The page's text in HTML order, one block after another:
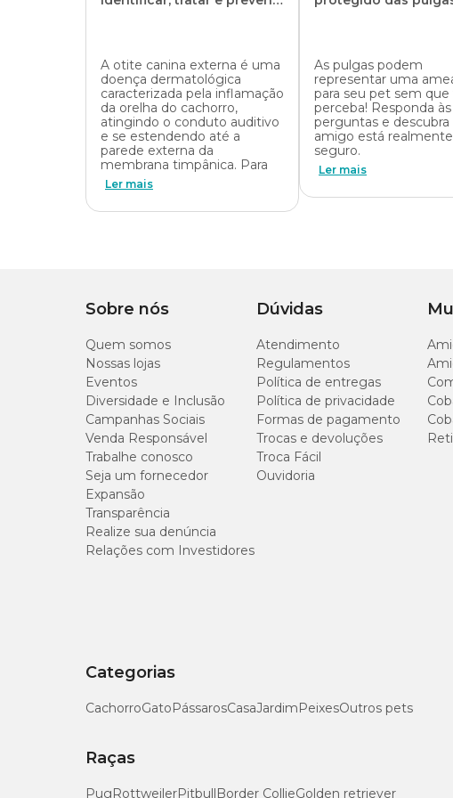
A otite canina externa é uma
doença dermatológica
caracterizada pela inflamação
da orelha do cachorro,
atingindo o conduto auditivo
e se estendendo até a
parede externa da
membrana timpânica. Para
Ler mais
As pulgas podem
representar uma
para seu pet sem que
perceba! Responda às
perguntas e descubra
amigo está realmente
seguro.
Ler mais
Sobre nós
Quem somos
Nossas lojas
Eventos
Diversidade e Inclusão
Campanhas Sociais
Venda Responsável
Trabalhe conosco
Seja um fornecedor
Expansão
Transparência
Realize sua denúncia
Relações com Investidores
Dúvidas
Atendimento
Regulamentos
Política de entregas
Política de privacidade
Formas de pagamento
Trocas e devoluções
Troca Fácil
Ouvidoria
Categorias
CachorroGatoPássarosCasaJardimPeixesOutros pets
Raças
PugRottweilerPitbullBorder CollieGolden retriever